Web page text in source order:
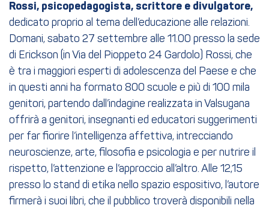
Rossi, psicopedagogista, scrittore e divulgatore,
dedicato proprio al tema dell’educazione alle relazioni.
Domani, sabato 27 settembre alle 11.00 presso la sede
di Erickson (in Via del Pioppeto 24 Gardolo) Rossi, che
è tra i maggiori esperti di adolescenza del Paese e che
in questi anni ha formato 800 scuole e più di 100 mila
genitori, partendo dall’indagine realizzata in Valsugana
offrirà a genitori, insegnanti ed educatori suggerimenti
per far fiorire l’intelligenza affettiva, intrecciando
neuroscienze, arte, filosofia e psicologia e per nutrire il
rispetto, l’attenzione e l’approccio all’altro. Alle 12,15
presso lo stand di etika nello spazio espositivo, l’autore
firmerà i suoi libri, che il pubblico troverà disponibili nella